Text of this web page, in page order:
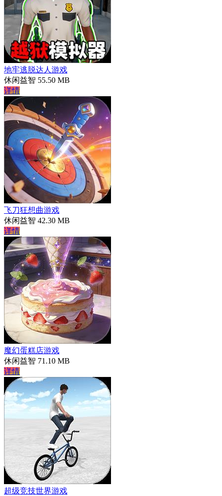
地牢逃脱达人游戏
休闲益智 55.50 MB
详情
飞刀狂想曲游戏
休闲益智 42.30 MB
详情
魔幻蛋糕店游戏
休闲益智 71.10 MB
详情
超级竞技世界游戏